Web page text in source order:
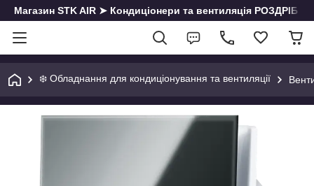
Магазин STK AIR ➤ Кондиціонери та вентиляція РОЗДРІБ
❄️ Обладнання для кондиціонування та вентиляції